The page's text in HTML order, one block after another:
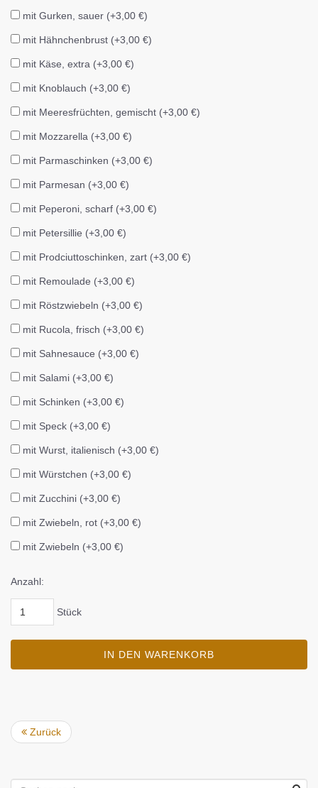
mit Gurken, sauer (+3,00 €)
mit Hähnchenbrust (+3,00 €)
mit Käse, extra (+3,00 €)
mit Knoblauch (+3,00 €)
mit Meeresfrüchten, gemischt (+3,00 €)
mit Mozzarella (+3,00 €)
mit Parmaschinken (+3,00 €)
mit Parmesan (+3,00 €)
mit Peperoni, scharf (+3,00 €)
mit Petersillie (+3,00 €)
mit Prodciuttoschinken, zart (+3,00 €)
mit Remoulade (+3,00 €)
mit Röstzwiebeln (+3,00 €)
mit Rucola, frisch (+3,00 €)
mit Sahnesauce (+3,00 €)
mit Salami (+3,00 €)
mit Schinken (+3,00 €)
mit Speck (+3,00 €)
mit Wurst, italienisch (+3,00 €)
mit Würstchen (+3,00 €)
mit Zucchini (+3,00 €)
mit Zwiebeln, rot (+3,00 €)
mit Zwiebeln (+3,00 €)
Anzahl:
Stück
IN DEN WARENKORB
Zurück